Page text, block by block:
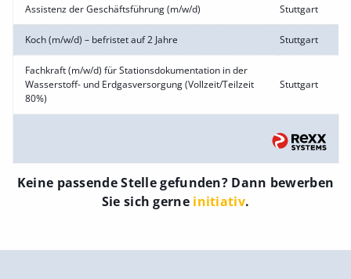
Assistenz der Geschäftsführung (m/w/d) Stuttgart
Koch (m/w/d) – befristet auf 2 Jahre Stuttgart
Fachkraft (m/w/d) für Stationsdokumentation in der
Wasserstoff- und Erdgasversorgung (Vollzeit/Teilzeit
80%)
Stuttgart
Keine passende Stelle gefunden? Dann bewerben
Sie sich gerne initiativ.